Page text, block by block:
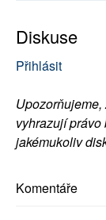
Diskuse
Přihlásit
vyhrazují
jakémukoliv
Komentáře